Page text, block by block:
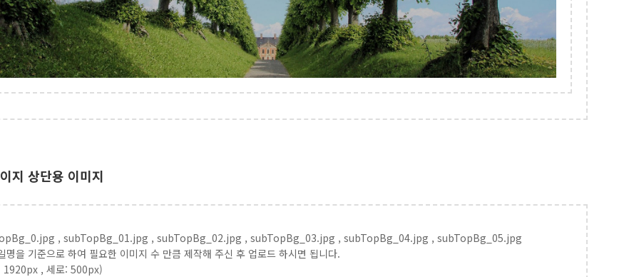
지 상단용 이미지
, subTopBg_01.jpg , subTopBg_02.jpg , subTopBg_03.jpg , subTopBg_04.jpg , subTopBg_05.jpg
명을 기준으로 하여 필요한 이미지 수 만큼 제작해 주신 후 업로드 하시면 됩니다.
1920px , 세로: 500px)